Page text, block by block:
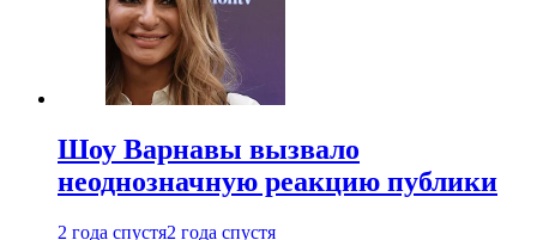
Шоу Варнавы вызвало
неоднозначную реакцию публики
2 года спустя2 года спустя